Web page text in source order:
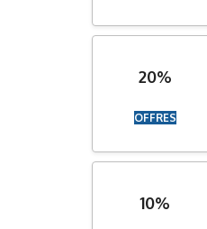
20%
OFFRES
10%